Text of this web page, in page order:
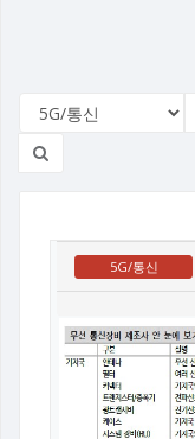
5G/통신